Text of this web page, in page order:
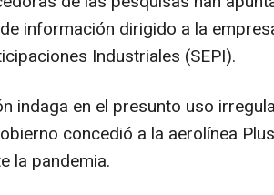
información dirigido a la
Industriales (SEPI).
indaga en el presunto uso
concedió a la aerolínea
la pandemia.